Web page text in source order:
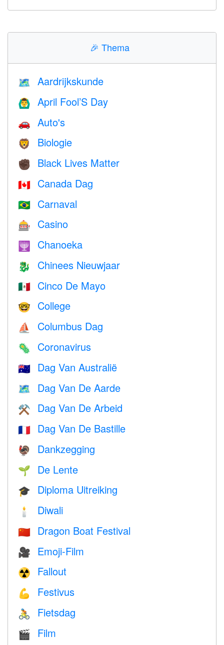
🎉 Thema
🗺 Aardrijkskunde
🙆‍♂️ April Fool’S Day
🚗 Auto's
🦁 Biologie
✊🏿 Black Lives Matter
🇨🇦 Canada Dag
🇧🇷 Carnaval
🎰 Casino
🕎 Chanoeka
🐉 Chinees Nieuwjaar
🇲🇽 Cinco De Mayo
🤓 College
⛵️ Columbus Dag
🦠 Coronavirus
🇦🇺 Dag Van Australië
🗺️ Dag Van De Aarde
⚒️ Dag Van De Arbeid
🇫🇷 Dag Van De Bastille
🦃 Dankzegging
🌱 De Lente
🎓 Diploma Uitreiking
🕯 Diwali
🇨🇳 Dragon Boat Festival
🎥 Emoji-Film
☢️ Fallout
💪 Festivus
🚴 Fietsdag
🎬 Film